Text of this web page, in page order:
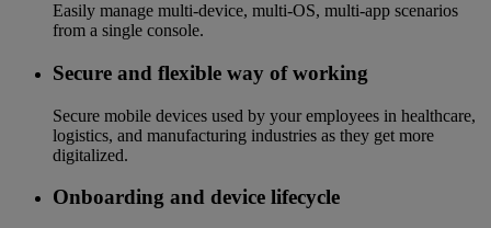
Easily manage multi-device, multi-OS, multi-app scenarios
from a single console.
Secure and flexible way of working
Secure mobile devices used by your employees in healthcare,
logistics, and manufacturing industries as they get more
digitalized.
Onboarding and device lifecycle